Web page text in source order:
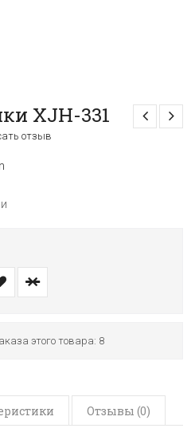
XJH-331
отзыв
этого товара: 8
Отзывы (0)